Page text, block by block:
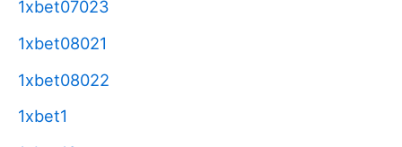
1xbet07023
1xbet08021
1xbet08022
1xbet1